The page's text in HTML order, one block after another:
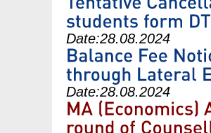
Date:28.08.2024
Date:28.08.2024